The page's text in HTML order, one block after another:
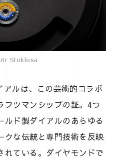
Stoklosa
ルは、この芸術的コラボ
フツマンシップの証。4つ
ルド製ダイアルのあらゆる
クな伝統と専門技術を反映
れている。ダイヤモンドで